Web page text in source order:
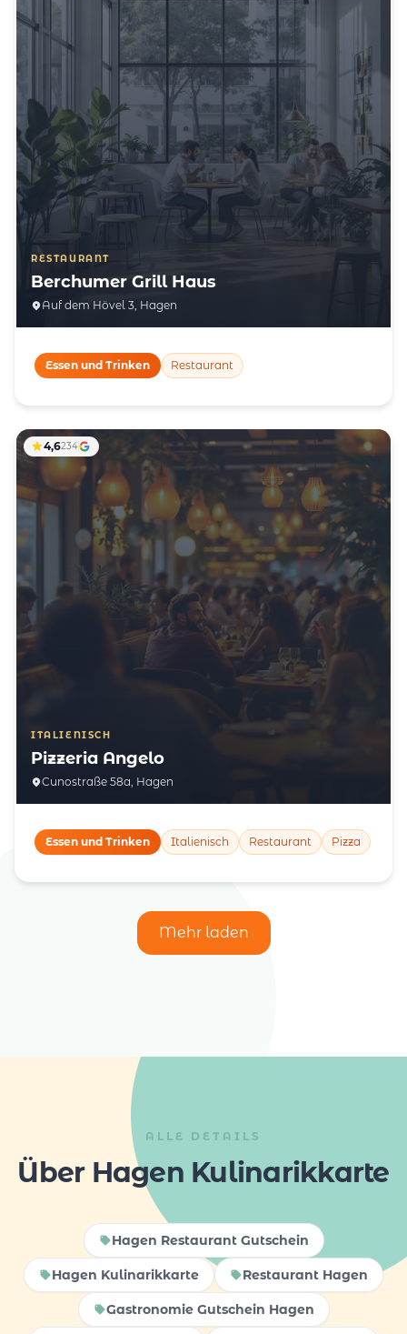
RESTAURANT
Berchumer Grill Haus
Auf dem Hövel 3, Hagen
Essen und Trinken Restaurant
ITALIENISCH
Pizzeria Angelo
Cunostraße 58a, Hagen
4,6234
Essen und Trinken Italienisch Restaurant Pizza
Mehr laden
ALLE DETAILS
Über Hagen Kulinarikkarte
Hagen Restaurant Gutschein
Hagen Kulinarikkarte Restaurant Hagen
Gastronomie Gutschein Hagen